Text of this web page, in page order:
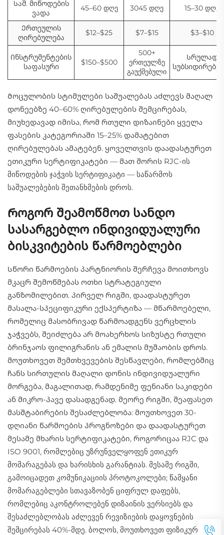
Საშ. მიწოდების
ვადა
45–60 დღე 3045 დღე 15–30 დღე
Ერთეულის
ღირებულება
$12–$25 $7–$15 $3–$10
Ინსტრუმენტების
საფასური
$150–$500
500+
ერთეულზე
გაუქმებული
Სრულად
Მოცულობის სტიმულები საშუალებას აძლევს მაღალ
დონეებზე 40–60% ღირებულების შემცირებას,
მიუხედავად იმისა, რომ რთული დიზაინები ყველა
ფასების კატეგორიაში 15–25% დამატებით
ღირებულებას ამატებენ. ყოველთვის დაადასტურეთ
ეთიკური სერტიფიკატები — მათ შორის RJC-ის
მიწოდების ჯაჭვის სერტიფიკატი — საწარმოს
საშუალებების შეთანხმების დროს.
Როგორ შეამოწმოთ სანდო
სასარგებლო ინდივიდუალური
ბისკვიტების წარმოებლები
Სწორი წარმოების პარტნიორის შერჩევა მოითხოვს
მკაცრ შემოწმებას ოთხი სტრატეგიული
განზომილებით. პირველ რიგში, დაადასტურეთ
მასალა-სპეციფიკური ექსპერტიზა — მწარმოებელი,
რომელიც მასობრივად წარმოადგენს ვერცხლის
ჯაჭვებს, შეიძლება არ მოახერხოს სიზუსტე რთული
ბრინჯაოს ფილიგრანის ან ემალის მუშაობის დროს.
მოუთხოვეთ შემთხვევების შესწავლები, რომლებშიც
ჩანს სირთულის მაღალი დონის ინდივიდუალური
მორგება, მაგალითად, რამდენიმე ფენიანი საკიდები
ან მიკრო-პავე დასადგენად. მეორე რიგში, შეაფასეთ
მასშტაბირების შესაძლებლობა: მოუთხოვეთ 30-
დღიანი წარმოების პროგნოზები და დაადასტურეთ
მესამე მხარის სერტიფიკატები, როგორიცაა RJC და
ISO 9001, რომლებიც უზრუნველყოფენ ეთიკურ
მომარაგებას და ხარისხის გარანტიას. მესამე რიგში,
გამოიცადეთ კომუნიკაციის პროტოკოლები; წამყანი
მომარაგებლები სთავაზობენ ციფრულ დაფებს,
რომლებიც აკონტროლებენ დიზაინის ვერსიებს და
შესაძლებლობას აძლევენ რევიზიების დაყოვნების
შემცირებას 40%-მდე. ბოლოს, მოუთხოვეთ ფიზიკური